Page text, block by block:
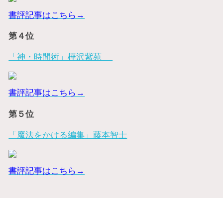
書評記事はこちら→
第４位
「神・時間術」樺沢紫苑
書評記事はこちら→
第５位
「魔法をかける編集」藤本智士
書評記事はこちら→